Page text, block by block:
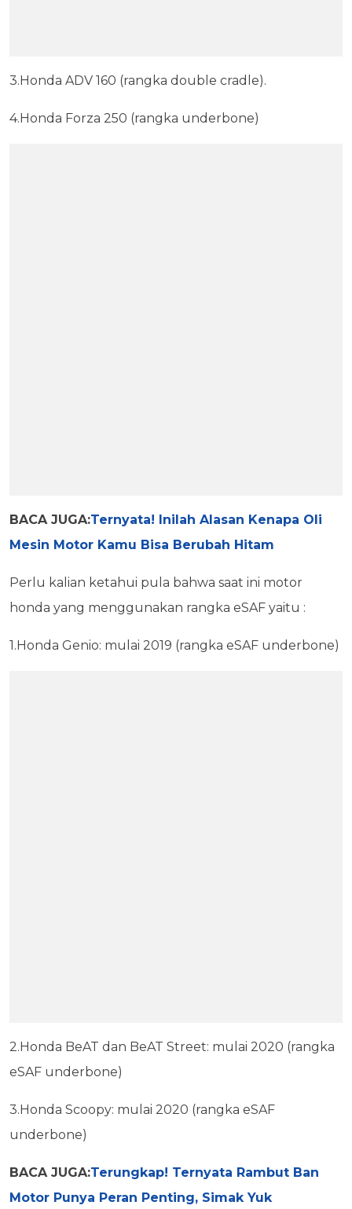
3.Honda ADV 160 (rangka double cradle).
4.Honda Forza 250 (rangka underbone)
BACA JUGA:Ternyata! Inilah Alasan Kenapa Oli
Mesin Motor Kamu Bisa Berubah Hitam
Perlu kalian ketahui pula bahwa saat ini motor
honda yang menggunakan rangka eSAF yaitu :
1.Honda Genio: mulai 2019 (rangka eSAF underbone)
2.Honda BeAT dan BeAT Street: mulai 2020 (rangka
eSAF underbone)
3.Honda Scoopy: mulai 2020 (rangka eSAF
underbone)
BACA JUGA:Terungkap! Ternyata Rambut Ban
Motor Punya Peran Penting, Simak Yuk